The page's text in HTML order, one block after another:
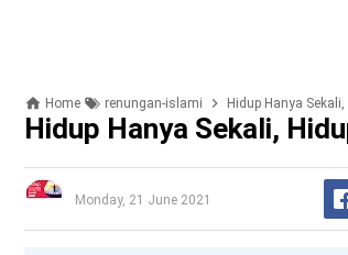
Home renungan-islami Hidup Hanya
Hidup Hanya Sekali,
Monday, 21 June 2021